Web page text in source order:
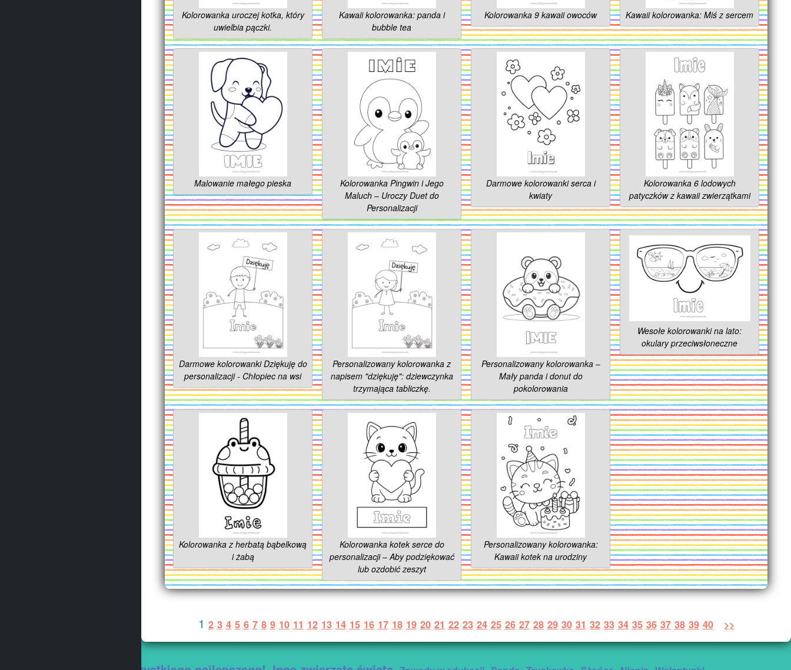
Kolorowanka uroczej kotka, który
uwielbia pączki.
Kawaii kolorowanka: panda i
bubble tea
Kolorowanka 9 kawaii owoców Kawaii kolorowanka: Miś z sercem
Malowanie małego pieska
Kolorowanka Pingwin i Jego
Maluch – Uroczy Duet do
Personalizacji
Darmowe kolorowanki serca i
kwiaty
Kolorowanka 6 lodowych
patyczków z kawaii zwierzątkami
Darmowe kolorowanki Dziękuję do
personalizacji - Chłopiec na wsi
Personalizowany kolorowanka z
napisem "dziękuję": dziewczynka
trzymająca tabliczkę.
Personalizowany kolorowanka –
Mały panda i donut do
pokolorowania
Wesołe kolorowanki na lato:
okulary przeciwsłoneczne
Kolorowanka z herbatą bąbelkową
i żabą
Kolorowanka kotek serce do
personalizacji – Aby podziękować
lub ozdobić zeszyt
Personalizowany kolorowanka:
Kawaii kotek na urodziny
1 2 3 4 5 6 7 8 9 10 11 12 13 14 15 16 17 18 19 20 21 22 23 24 25 26 27 28 29 30 31 32 33 34 35 36 37 38 39 40 >>